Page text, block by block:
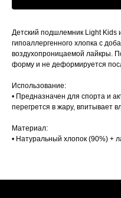
Детский подшлемник Light Kids
гипоаллергенного хлопка с
воздухопроницаемой лайкры.
форму и не деформируется
Использование:
• Предназначен для спорта и
перегрется в жару, впитывает
Материал:
• Натуральный хлопок (90%) +